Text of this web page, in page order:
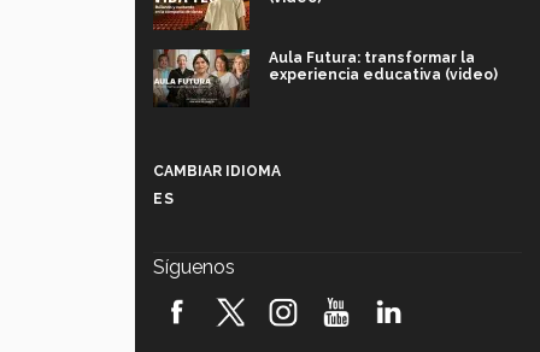
Aula Futura: transformar la
experiencia educativa (video)
robótica FIRST 2026! (video)
CAMBIAR IDIOMA
ES
Síguenos